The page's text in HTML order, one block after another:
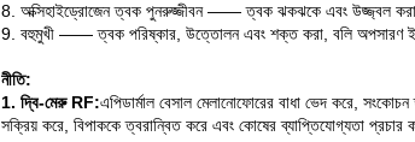
8. অক্সিহাইড্রোজেন ত্বক পুনরুজ্জীবন —— ত্বক ঝকঝকে এবং উজ্জ্বল
9. বহুমুখী —— ত্বক পরিষ্কার, উত্তোলন এবং শক্ত করা, বলি অপসারণ
নীতি:
1. দ্বি-মেরু RF:এপিডার্মাল বেসাল মেলানোফোরের বাধা ভেদ করে,
সক্রিয় করে, বিপাককে ত্বরান্বিত করে এবং কোষের ব্যাপ্তিযোগ্যতা